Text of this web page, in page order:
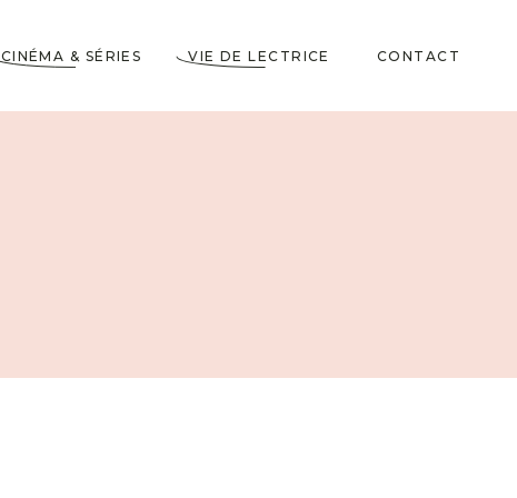
CINÉMA & SÉRIES VIE DE LECTRICE
moi
CONTACT